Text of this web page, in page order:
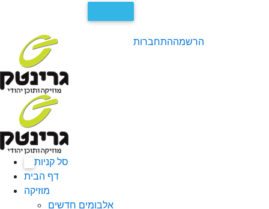
התחברותהרשמה
סל קניות
דף הבית
מוזיקה
אלבומים חדשים